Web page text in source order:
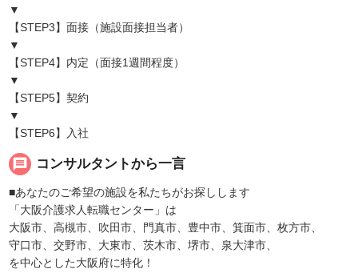
▼
【STEP3】面接（施設面接担当者）
▼
【STEP4】内定（面接1週間程度）
▼
【STEP5】契約
▼
【STEP6】入社
message コンサルタントから一言
■あなたのご希望の施設を私たちがお探しします
「大阪介護求人転職センター」は
大阪市、高槻市、吹田市、門真市、豊中市、箕面市、枚方市、
守口市、交野市、大東市、茨木市、堺市、泉大津市、
を中心とした大阪府に特化！